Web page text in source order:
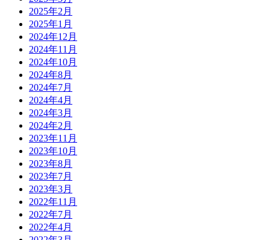
2025年2月
2025年1月
2024年12月
2024年11月
2024年10月
2024年8月
2024年7月
2024年4月
2024年3月
2024年2月
2023年11月
2023年10月
2023年8月
2023年7月
2023年3月
2022年11月
2022年7月
2022年4月